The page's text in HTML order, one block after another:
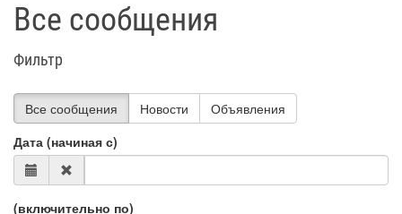
Все сообщения
Фильтр
Все сообщения Новости
Объявления
Дата (начиная с)
(включительно по)